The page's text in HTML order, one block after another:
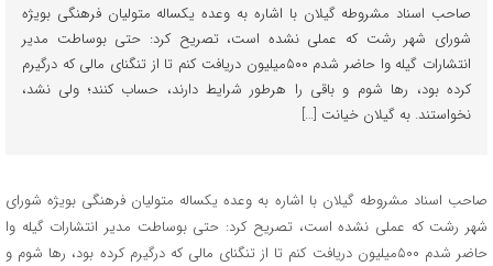
صاحب اسناد مشروطه گیلان با اشاره به وعده یکساله متولیان فرهنگی بویژه
شورای شهر رشت که عملی نشده است، تصریح کرد: حتی بوساطت مدیر
انتشارات گیله وا حاضر شدم ۵۰۰میلیون دریافت کنم تا از تنگنای مالی که درگیرم
کرده بود، رها شوم و باقی را هرطور شرایط دارند، حساب کنند؛ ولی نشد،
نخواستند. به گیلان خیانت […]
صاحب اسناد مشروطه گیلان با اشاره به وعده یکساله متولیان فرهنگی بویژه شورای
شهر رشت که عملی نشده است، تصریح کرد: حتی بوساطت مدیر انتشارات گیله وا
حاضر شدم ۵۰۰میلیون دریافت کنم تا از تنگنای مالی که درگیرم کرده بود، رها شوم و